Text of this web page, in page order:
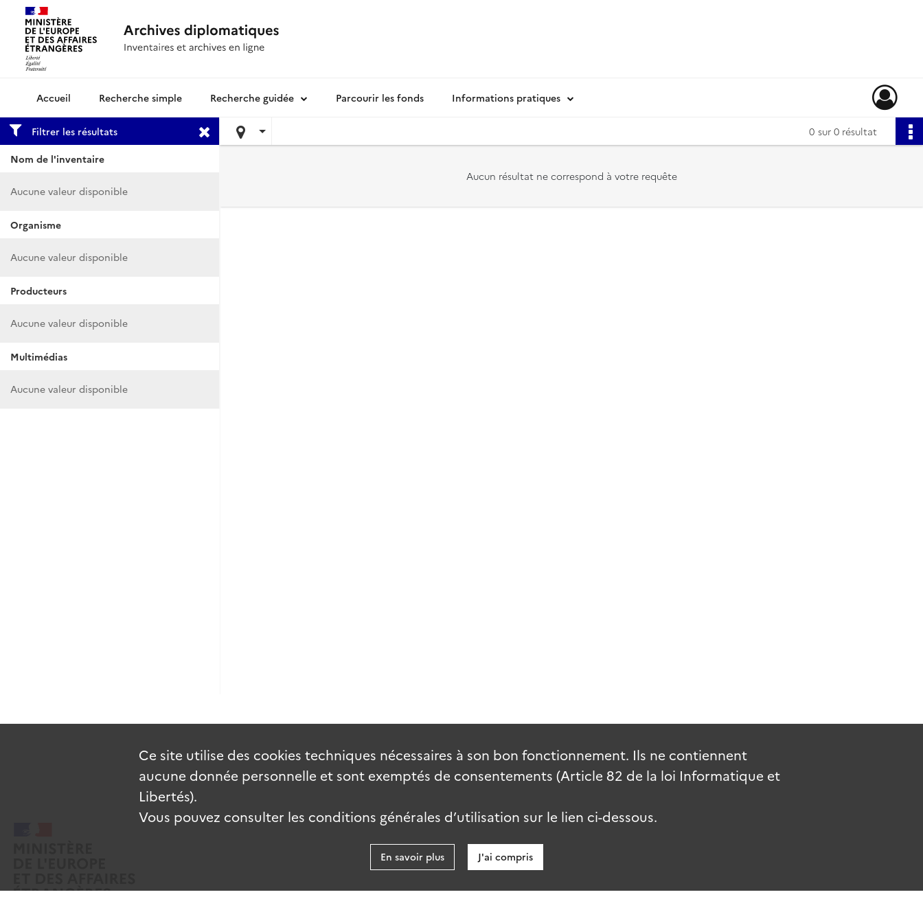
Archives diplomatiquesRecherche simple Recherche guidée Parcourir les fonds Informations pratiques
Filtrer les résultats
Nom de l'inventaire
Aucune valeur disponible
Organisme
Aucune valeur disponible
Producteurs
Aucune valeur disponible
Multimédias
Aucune valeur disponible
0 sur 0 résultat
Aucun résultat ne correspond à votre requête
Ce site utilise des cookies techniques nécessaires à son bon fonctionnement. Ils ne contiennent
aucune donnée personnelle et sont exemptés de consentements (Article 82 de la loi Informatique et
Libertés).
Vous pouvez consulter les conditions générales d’utilisation sur le lien ci-dessous.
En savoir plus J'ai compris